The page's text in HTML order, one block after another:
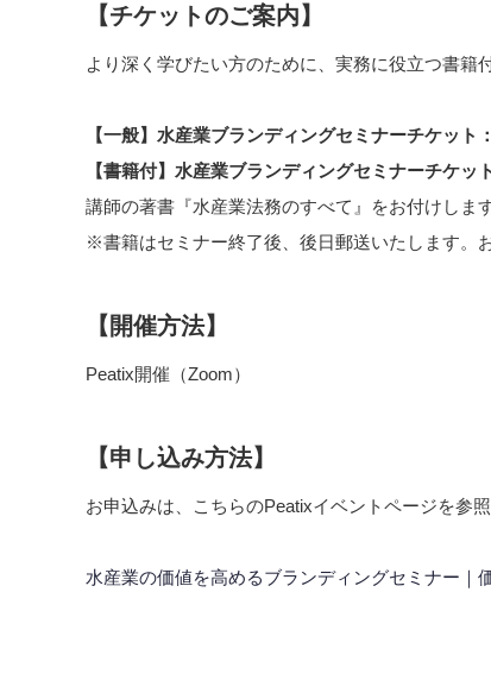
【チケットのご案内】
より深く学びたい方のために、実務に役立つ書籍
【一般】水産業ブランディングセミナーチケット
【書籍付】水産業ブランディングセミナーチケッ
講師の著書『水産業法務のすべて』をお付けします
※書籍はセミナー終了後、後日郵送いたします。
【開催方法】
Peatix開催（Zoom）
【申し込み方法】
お申込みは、こちらのPeatixイベントページを参照
水産業の価値を高めるブランディングセミナー｜